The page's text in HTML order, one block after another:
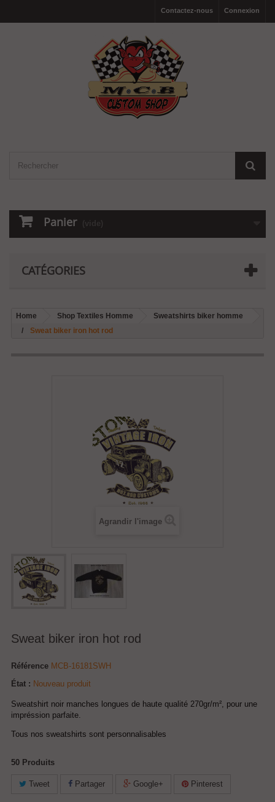
Connexion
Contactez-nous
Panier (vide)
CATÉGORIES
Home Shop Textiles Homme
Sweatshirts biker homme
Sweat biker iron hot rod
Agrandir l'image
Sweat biker iron hot rod
Référence MCB-16181SWH
État : Nouveau produit
Sweatshirt noir manches longues de haute qualité 270gr/m², pour une
impréssion parfaite.
Tous nos sweatshirts sont personnalisables
50 Produits
Tweet Partager Google+ Pinterest